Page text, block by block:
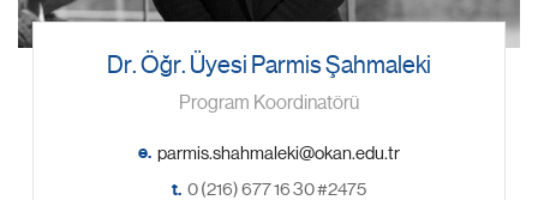
Dr. Öğr. Üyesi Parmis Şahmaleki
Program Koordinatörü
e.
t. 0 (216) 677 16 30 #2475